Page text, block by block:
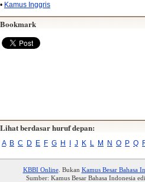
• Kamus Inggris
Bookmark
Lihat berdasar huruf depan:
A B C D E F G H J K L M N O P Q
KBBI Online. Bukan Kamus Besar Bahasa
Sumber: Kamus Besar Bahasa Indonesia